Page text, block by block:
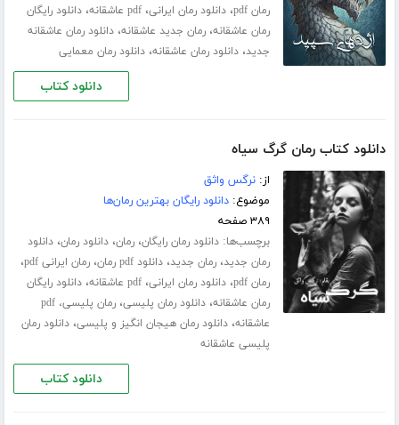
رمان pdf ،دانلود رمان ایرانی،pdf عاشقانه ،دانلود رایگان
رمان عاشقانه،رمان جدید عاشقانه،دانلود رمان عاشقانه
جدید،دانلود رمان عاشقانه،دانلود رمان معمایی
دانلود کتاب
دانلود کتاب رمان گرگ سیاه
از:نرگس واثق
موضوع:دانلود رایگان بهترین رمان‌ها
۳۸۹ صفحه
برچسب‌ها:دانلود رمان رایگان،رمان،دانلود رمان،دانلود
رمان جدید،رمان جدید،دانلود pdf رمان ،رمان ایرانی pdf ،
رمان pdf ،دانلود رمان ایرانی،pdf عاشقانه ،دانلود رایگان
رمان عاشقانه،دانلود رمان پلیسی،
رمان پلیسی، pdf
عاشقانه،دانلود رمان هیجان انگیز و پلیسی،دانلود رمان
پلیسی عاشقانه
دانلود کتاب